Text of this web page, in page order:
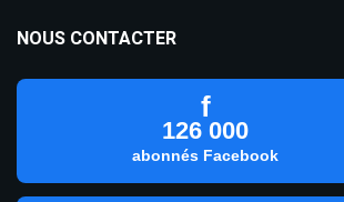
NOUS CONTACTER
f
126 000
abonnés Facebook